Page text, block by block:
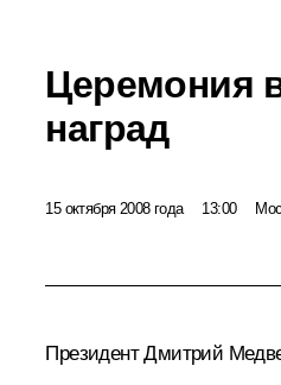
Церемония
наград
15 октября 2008 года 13:00
Президент Дмитрий